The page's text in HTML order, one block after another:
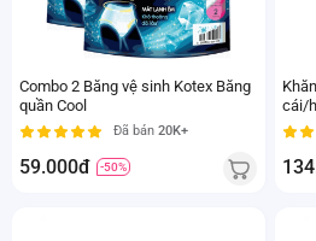
Combo 2 Băng vệ sinh Kotex Băng
quần Cool
Đã bán 20K+
59.000đ -50%
cái/